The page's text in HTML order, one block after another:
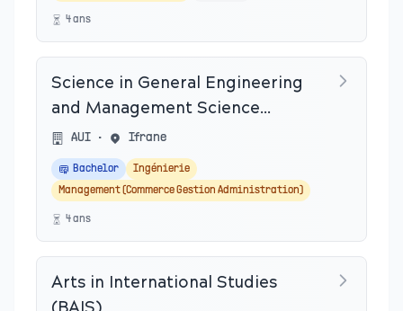
4ans
Science in General Engineering
and Management Science
(BSEMS)
AUI • Ifrane
Bachelor
Ingénierie
Management (Commerce Gestion Administration)
4ans
Arts in International Studies